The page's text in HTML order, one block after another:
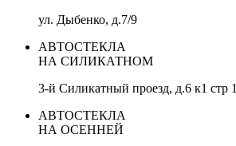
ул. Дыбенко, д.7/9
АВТОСТЕКЛА
НА СИЛИКАТНОМ
3-й Силикатный проезд, д.6 к1 стр 1
АВТОСТЕКЛА
НА ОСЕННЕЙ